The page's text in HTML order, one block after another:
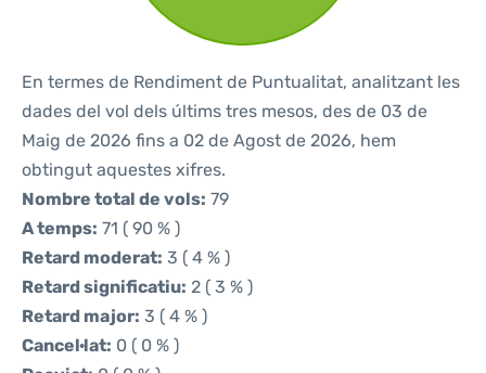
En termes de Rendiment de Puntualitat, analitzant les
dades del vol dels últims tres mesos, des de 03 de
Maig de 2026 fins a 02 de Agost de 2026, hem
obtingut aquestes xifres.
Nombre total de vols: 79
A temps: 71 ( 90 % )
Retard moderat: 3 ( 4 % )
Retard significatiu: 2 ( 3 % )
Retard major: 3 ( 4 % )
Cancel·lat: 0 ( 0 % )